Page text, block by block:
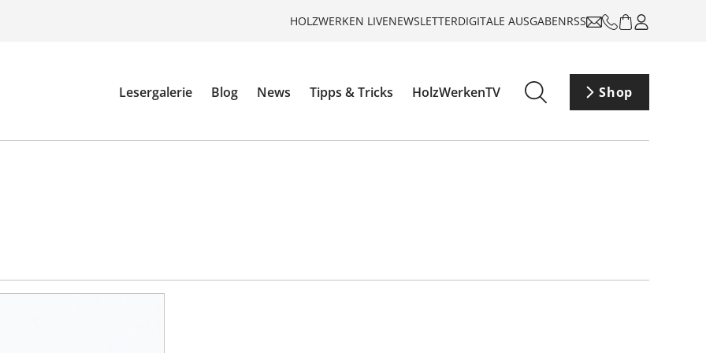
HOLZWERKEN LIVENEWSLETTERDIGITALE AUSGABENRSS
Lesergalerie Blog News Tipps & Tricks HolzWerkenTV Shop